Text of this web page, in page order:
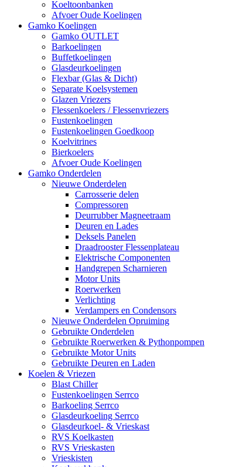
Koeltoonbanken
Afvoer Oude Koelingen
Gamko Koelingen
Gamko OUTLET
Barkoelingen
Buffetkoelingen
Glasdeurkoelingen
Flexbar (Glas & Dicht)
Separate Koelsystemen
Glazen Vriezers
Flessenkoelers / Flessenvriezers
Fustenkoelingen
Fustenkoelingen Goedkoop
Koelvitrines
Bierkoelers
Afvoer Oude Koelingen
Gamko Onderdelen
Nieuwe Onderdelen
Carrosserie delen
Compressoren
Deurrubber Magneetraam
Deuren en Lades
Deksels Panelen
Draadrooster Flessenplateau
Elektrische Componenten
Handgrepen Scharnieren
Motor Units
Roerwerken
Verlichting
Verdampers en Condensors
Nieuwe Onderdelen Opruiming
Gebruikte Onderdelen
Gebruikte Roerwerken & Pythonpompen
Gebruikte Motor Units
Gebruikte Deuren en Laden
Koelen & Vriezen
Blast Chiller
Fustenkoelingen Serrco
Barkoeling Serrco
Glasdeurkoeling Serrco
Glasdeurkoel- & Vrieskast
RVS Koelkasten
RVS Vrieskasten
Vrieskisten